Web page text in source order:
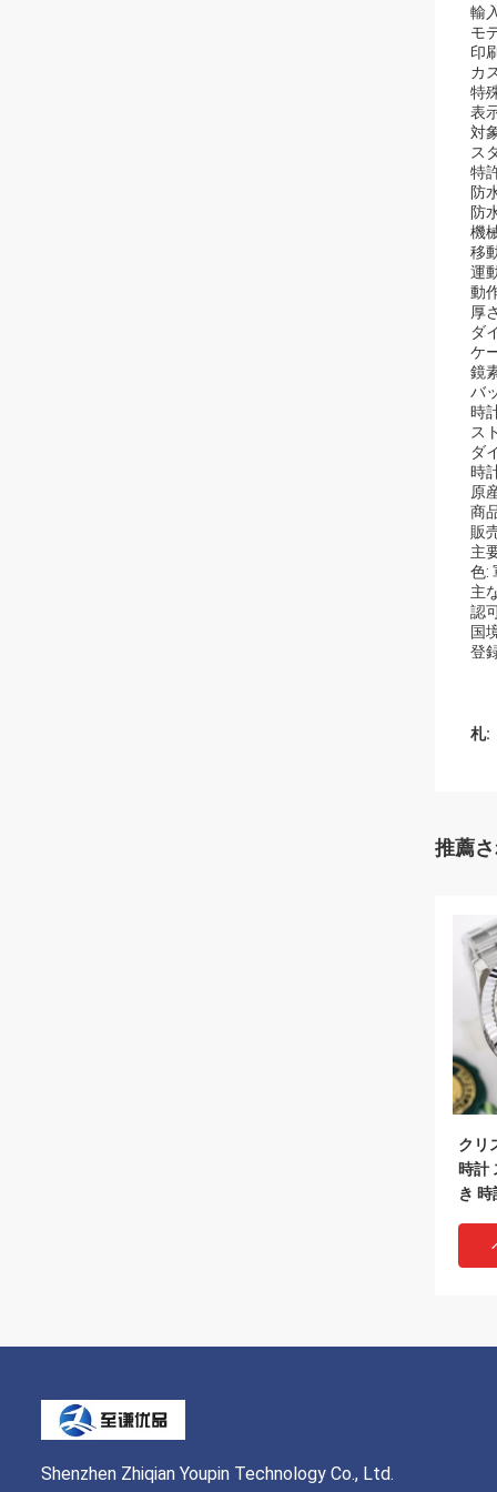
輸
モ
印
カ
特
表
対
ス
特
防
防
機
移
運
動
厚
ダ
ケ
鏡
バ
時
ス
ダ
時
原
商
販
主
色:
主
認
国
登
札:
推薦
クリ
時計
き 時
Shenzhen Zhiqian Youpin Technology Co., Ltd.